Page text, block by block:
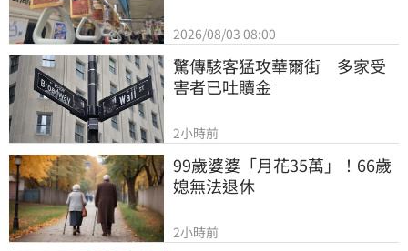
2026/08/03 08:00
驚傳駭客猛攻華爾街　多家受
害者已吐贖金
2小時前
99歲婆婆「月花35萬」！66歲
媳無法退休
2小時前